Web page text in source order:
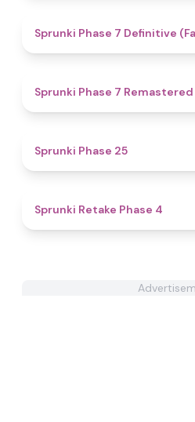
Sprunki Phase 7 Definitive
Sprunki Phase 7 Remastered
Sprunki Phase 25
Sprunki Retake Phase 4